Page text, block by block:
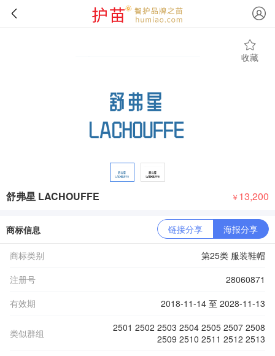
收藏
舒弗星 LACHOUFFE ￥ 13,200
商标信息 链接分享 海报分享
商标类别
第25类 服装鞋帽
注册号
28060871
有效期
2018-11-14 至 2028-11-13
类似群组
2501 2502 2503 2504 2505 2507 2508
2509 2510 2511 2512 2513